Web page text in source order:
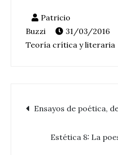
31/03/2016
Teoría crítica y literaria
Ensayos de poética,
Estética 8: La